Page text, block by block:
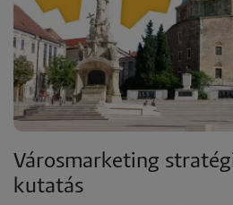
Városmarketing
kutatás